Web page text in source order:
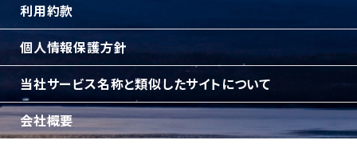
利用約款
個人情報保護方針
当社サービス名称と類似したサイトについて
会社概要